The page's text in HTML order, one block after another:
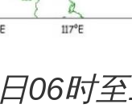
日06时至